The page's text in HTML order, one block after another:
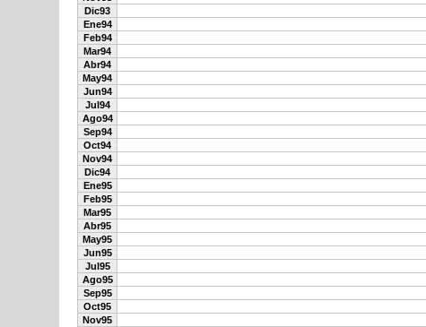
Dic93
Ene94
Feb94
Mar94
Abr94
May94
Jun94
Jul94
Ago94
Sep94
Oct94
Nov94
Dic94
Ene95
Feb95
Mar95
Abr95
May95
Jun95
Jul95
Ago95
Sep95
Oct95
Nov95